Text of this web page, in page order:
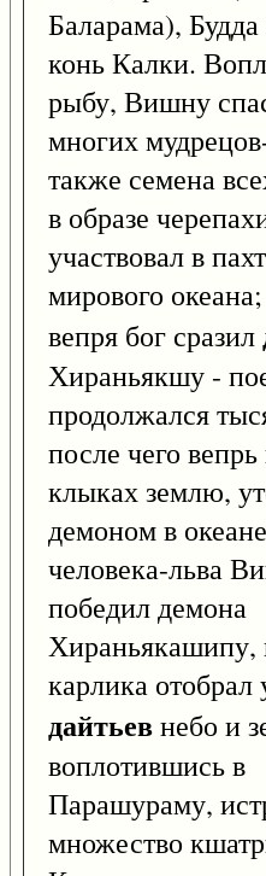
Баларама),
конь Калки.
рыбу, Вишну
многих
также семена
в образе
участвовал в
мирового
вепря бог сразил
Хираньякшу -
продолжался
после чего
клыках землю,
демоном в
человека-льва
победил демона
Хираньякашипу,
карлика отобрал
дайтьевнебо и
воплотившись в
Парашураму,
множество